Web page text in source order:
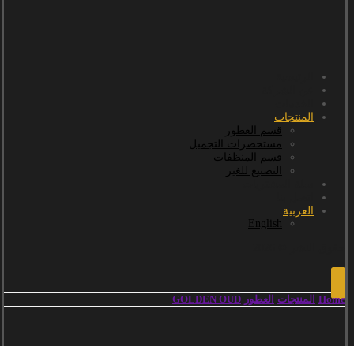
المنتجات
قسم العطور
مستحضرات التجميل
قسم المنظفات
التصنيع للغير
العربية
English
Home المنتجات العطور GOLDEN OUD